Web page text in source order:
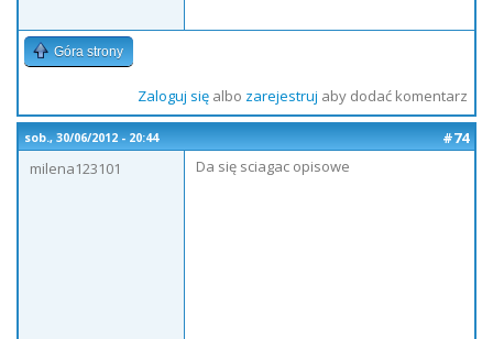
Góra strony
Zaloguj sięalbo zarejestruj aby dodać komentarz
sob., 30/06/2012 - 20:44
#74
milena123101
Da się sciagac opisowe